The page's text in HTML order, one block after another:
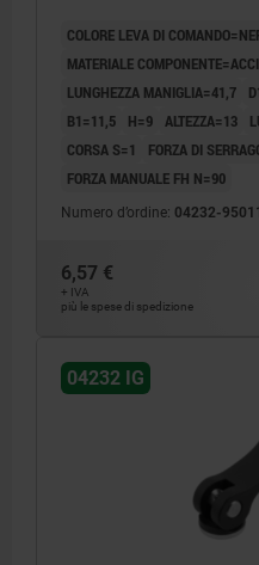
COLORE LEVA DI
MATERIALE
LUNGHEZZA MANIGLIA=41,7
B1=11,5
H=9 ALTEZZA=13
CORSA S=1
FORZA DI
FORZA MANUALE FH N=90
Numero d’ordine: 04232-
6,57 €
+ IVA
più le spese di spedizione
04232 IG